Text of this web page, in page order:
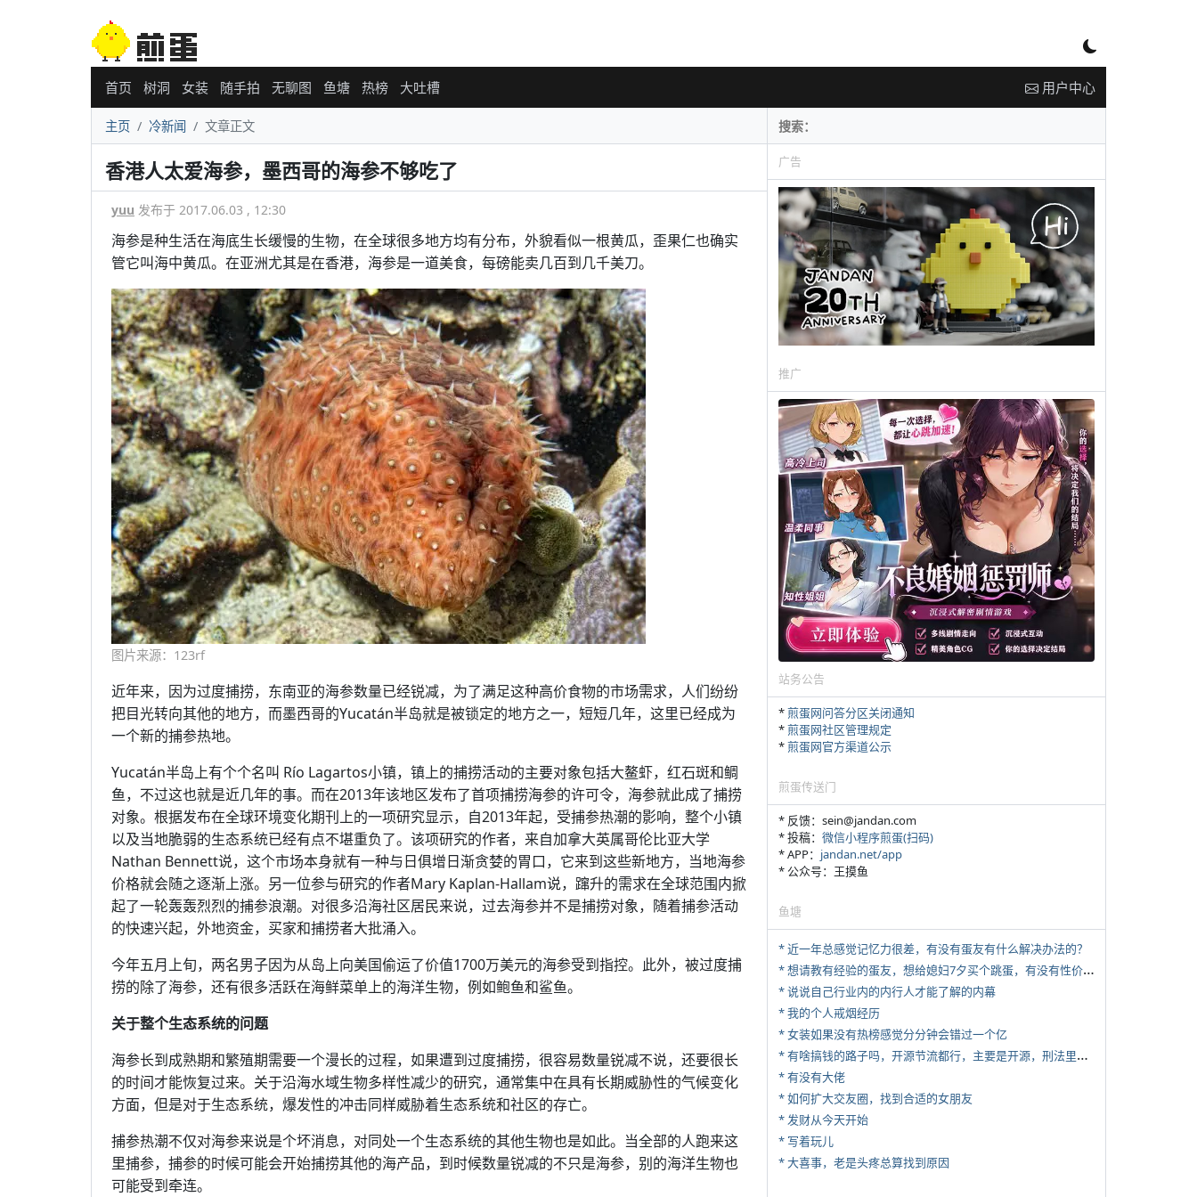
首页 树洞 女装 随手拍 无聊图 鱼塘 热榜 大吐槽 用户中心
主页 冷新闻 文章正文
香港人太爱海参，墨西哥的海参不够吃了
yuu 发布于 2017.06.03 , 12:30
海参是种生活在海底生长缓慢的生物，在全球很多地方均有分布，外貌看似一根黄瓜，歪果仁也确实
管它叫海中黄瓜。在亚洲尤其是在香港，海参是一道美食，每磅能卖几百到几千美刀。
图片来源：123rf
近年来，因为过度捕捞，东南亚的海参数量已经锐减，为了满足这种高价食物的市场需求，人们纷纷
把目光转向其他的地方，而墨西哥的Yucatán半岛就是被锁定的地方之一，短短几年，这里已经成为
一个新的捕参热地。
Yucatán半岛上有个个名叫 Río Lagartos小镇，镇上的捕捞活动的主要对象包括大鳌虾，红石斑和鲷
鱼，不过这也就是近几年的事。而在2013年该地区发布了首项捕捞海参的许可令，海参就此成了捕捞
对象。根据发布在全球环境变化期刊上的一项研究显示，自2013年起，受捕参热潮的影响，整个小镇
以及当地脆弱的生态系统已经有点不堪重负了。该项研究的作者，来自加拿大英属哥伦比亚大学
Nathan Bennett说，这个市场本身就有一种与日俱增日渐贪婪的胃口，它来到这些新地方，当地海参
价格就会随之逐渐上涨。另一位参与研究的作者Mary Kaplan-Hallam说，蹿升的需求在全球范围内掀
起了一轮轰轰烈烈的捕参浪潮。对很多沿海社区居民来说，过去海参并不是捕捞对象，随着捕参活动
的快速兴起，外地资金，买家和捕捞者大批涌入。
今年五月上旬，两名男子因为从岛上向美国偷运了价值1700万美元的海参受到指控。此外，被过度捕
捞的除了海参，还有很多活跃在海鲜菜单上的海洋生物，例如鲍鱼和鲨鱼。
关于整个生态系统的问题
海参长到成熟期和繁殖期需要一个漫长的过程，如果遭到过度捕捞，很容易数量锐减不说，还要很长
的时间才能恢复过来。关于沿海水域生物多样性减少的研究，通常集中在具有长期威胁性的气候变化
方面，但是对于生态系统，爆发性的冲击同样威胁着生态系统和社区的存亡。
捕参热潮不仅对海参来说是个坏消息，对同处一个生态系统的其他生物也是如此。当全部的人跑来这
里捕参，捕参的时候可能会开始捕捞其他的海产品，到时候数量锐减的不只是海参，别的海洋生物也
可能受到牵连。
广告
推广
站务公告
*煎蛋网问答分区关闭通知
*煎蛋网社区管理规定
*煎蛋网官方渠道公示
煎蛋传送门
* 反馈：sein@jandan.com
* 投稿： 微信小程序煎蛋(扫码)
* APP： jandan.net/app
* 公众号：王摸鱼
鱼塘
* 近一年总感觉记忆力很差，有没有蛋友有什么解决办法的？
*
想请教有经验的蛋友，想给媳妇7夕买个跳蛋，有没有性价比高的推荐
* 说说自己行业内的内行人才能了解的内幕
* 我的个人戒烟经历
* 女装如果没有热榜感觉分分钟会错过一个亿
*
有啥搞钱的路子吗，开源节流都行，主要是开源，刑法里的咱不做
* 有没有大佬
* 如何扩大交友圈，找到合适的女朋友
* 发财从今天开始
* 写着玩儿
* 大喜事，老是头疼总算找到原因